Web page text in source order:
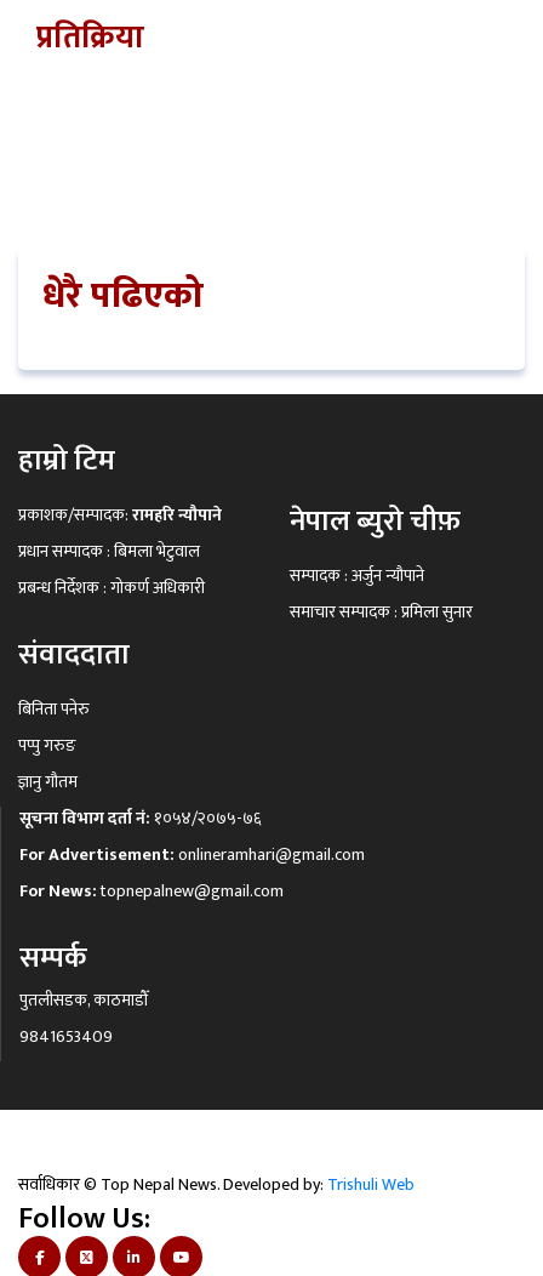
प्रतिक्रिया
धेरै पढिएको
हाम्रो टिम
प्रकाशक/सम्पादक:रामहरि न्यौपाने
प्रधान सम्पादक : बिमला भेटुवाल
प्रबन्ध निर्देशक : गोकर्ण अधिकारी
नेपाल ब्युरो चीफ़
सम्पादक : अर्जुन न्यौपाने
समाचार सम्पादक : प्रमिला सुनार
संवाददाता
बिनिता पनेरु
पप्पु गरुङ
ज्ञानु गौतम
सूचना विभाग दर्ता नं: १०५४/२०७५-७६
For Advertisement:onlineramhari@gmail.com
For News:topnepalnew@gmail.com
सम्पर्क
पुतलीसडक, काठमाडौँ
9841653409
सर्वाधिकार © Top Nepal News. Developed by: Trishuli Web
Follow Us: